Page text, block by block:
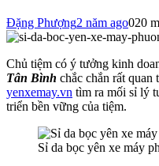
Đặng Phượng2 năm ago020
Chủ tiệm có ý tưởng kinh
Tân Bình chắc chắn rất quan
yenxemay.vn tìm ra mối sỉ lý
triển bền vững của tiệm.
Sỉ da bọc yên xe máy